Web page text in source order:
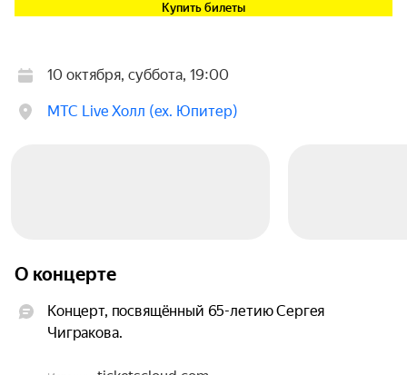
Купить билеты
10 октября, суббота, 19:00
МТС Live Холл (ex. Юпитер)
О концерте
Концерт, посвящённый 65-летию Сергея
Чигракова.